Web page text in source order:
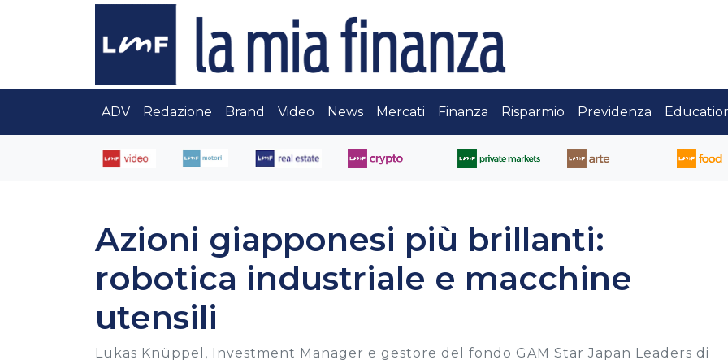
ADV Redazione Brand Video News Mercati Finanza Risparmio Previdenza
Azioni giapponesi più brillanti:
robotica industriale e macchine
utensili
Lukas Knüppel, Investment Manager e gestore del fondo GAM Star Japan Leaders di